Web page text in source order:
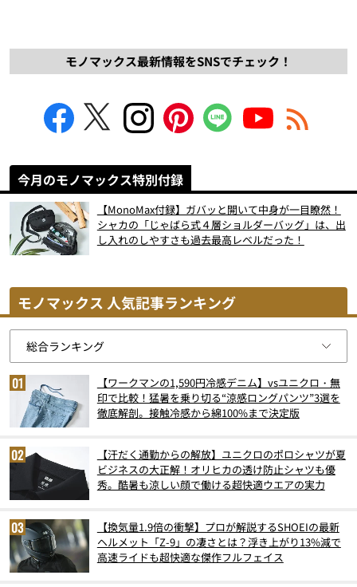
モノマックス最新情報をSNSでチェック！
今月のモノマックス特別付録
【MonoMax付録】ガバッと開いて中身が一目瞭然！
シャカの「じゃばら式４層ショルダーバッグ」は、出
し入れのしやすさも過去最高レベルだった！
モノマックス 人気記事ランキング
【ワークマンの1,590円冷感デニム】vsユニクロ・無
印で比較！猛暑を乗り切る“涼感ロングパンツ”3選を
徹底解剖。接触冷感から綿100%まで決定版
【汗だく通勤からの解放】ユニクロのポロシャツが夏
ビジネスの大正解！オリヒカの透け防止シャツも優
秀。酷暑も涼しい顔で働ける超快適ウエアの実力
【換気量1.9倍の衝撃】プロが解説するSHOEIの最新
ヘルメット「Z-9」の凄さとは？浮き上がり13%減で
高速ライドも超快適な傑作フルフェイス